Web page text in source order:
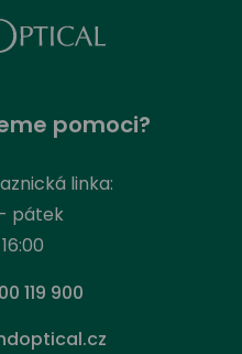
pomoci?
linka:
pátek
119 900